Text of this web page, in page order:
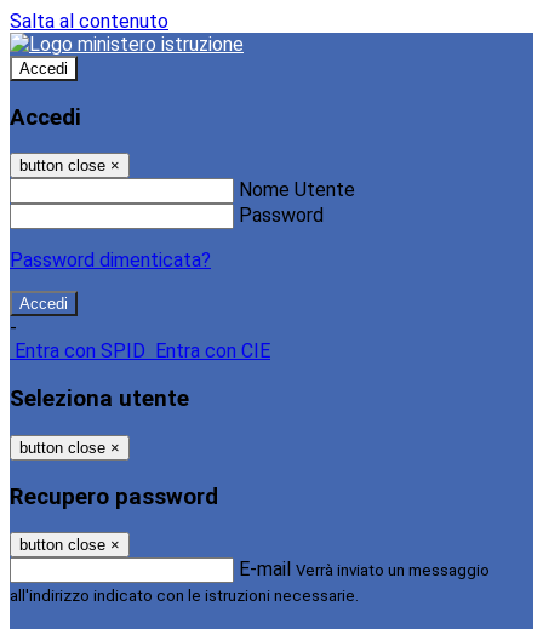
Salta al contenuto
Accedi
Accedi
button close ×
Nome Utente
Password
Password dimenticata?
-
Entra con SPID
Entra con CIE
Seleziona utente
button close ×
Recupero password
button close ×
E-mail Verrà inviato un messaggio
all'indirizzo indicato con le istruzioni necessarie.